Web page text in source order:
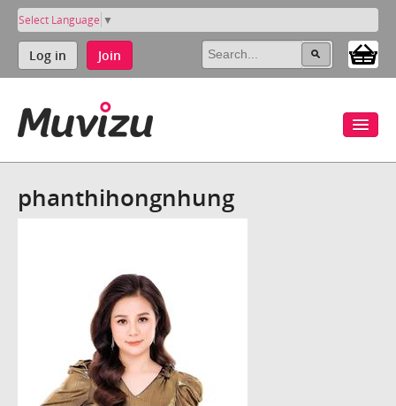
Select Language ▼
Log in Join
phanthihongnhung